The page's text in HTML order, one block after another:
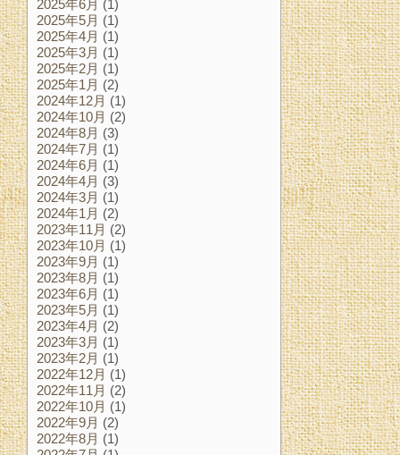
2025年6月 (1)
2025年5月 (1)
2025年4月 (1)
2025年3月 (1)
2025年2月 (1)
2025年1月 (2)
2024年12月 (1)
2024年10月 (2)
2024年8月 (3)
2024年7月 (1)
2024年6月 (1)
2024年4月 (3)
2024年3月 (1)
2024年1月 (2)
2023年11月 (2)
2023年10月 (1)
2023年9月 (1)
2023年8月 (1)
2023年6月 (1)
2023年5月 (1)
2023年4月 (2)
2023年3月 (1)
2023年2月 (1)
2022年12月 (1)
2022年11月 (2)
2022年10月 (1)
2022年9月 (2)
2022年8月 (1)